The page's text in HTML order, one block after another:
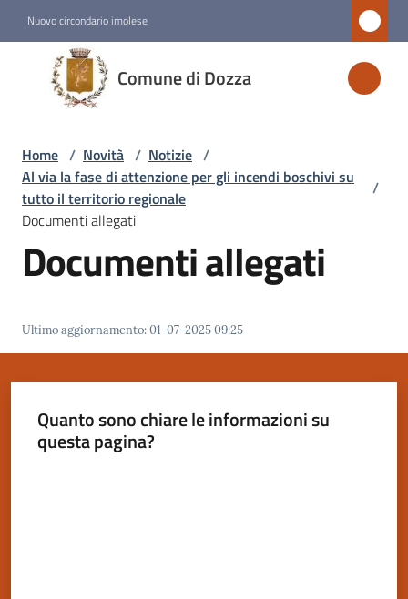
Nuovo circondario imolese
Comune di Dozza
Comune
di
Dozza
Amministrazione
Novità
Menu selezionato
Dozza
Home / Novità / Notizie /
Al via la fase di attenzione per gli incendi boschivi su
tutto il territorio regionale
/
Documenti allegati
Documenti allegati
Ultimo aggiornamento:01-07-2025 09:25
Quanto sono chiare le informazioni su
questa pagina?